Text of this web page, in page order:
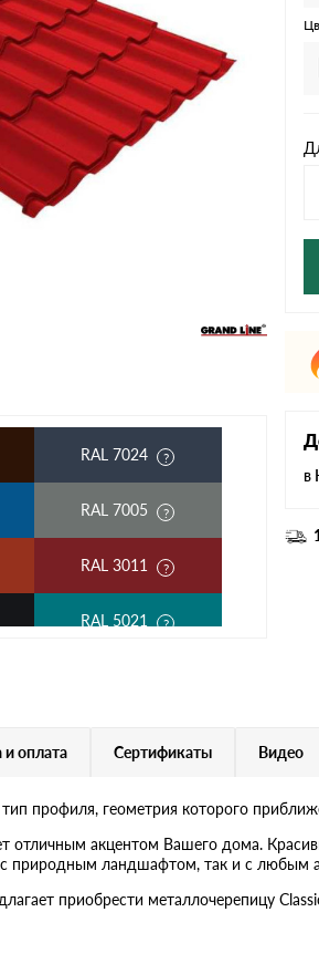
RAL 7024
RAL 7005
RAL 3011
RAL 5021
RAL 9006
RR 29
в
и оплата Сертификаты Видео
профиля, геометрия которого
отличным акцентом Вашего дома.
с природным ландшафтом, так и с
приобрести металлочерепицу